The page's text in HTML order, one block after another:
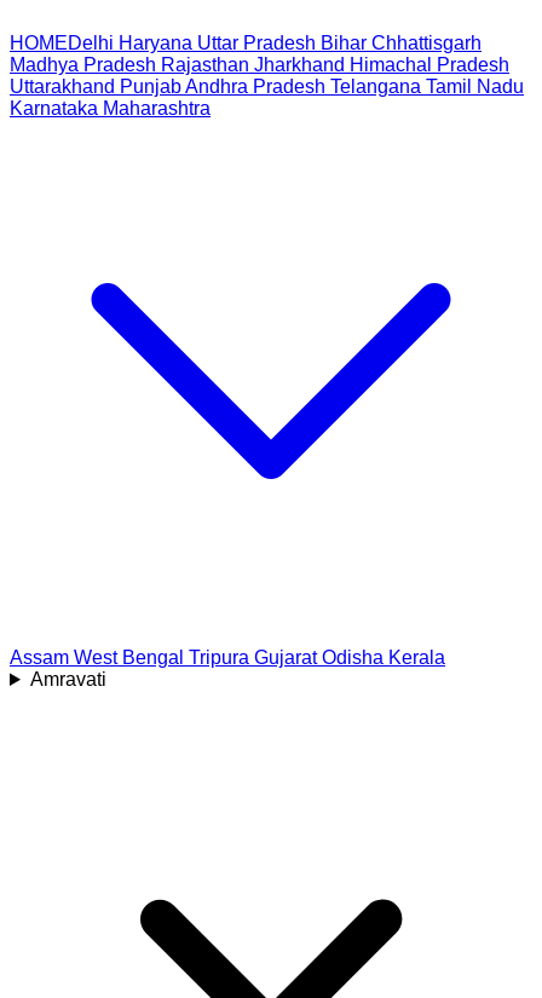
HOMEDelhi Haryana Uttar Pradesh Bihar Chhattisgarh
Madhya Pradesh Rajasthan Jharkhand Himachal Pradesh
Uttarakhand PunjabAndhra Pradesh Telangana Tamil Nadu
Karnataka Maharashtra
Assam West Bengal Tripura Gujarat Odisha Kerala
Amravati